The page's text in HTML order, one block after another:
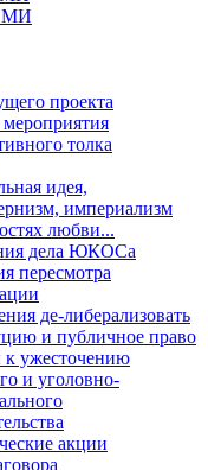
проекта
толка
идея,
империализм
любви...
дела ЮКОСа
пересмотра
де-либерализовать
и публичное право
ужесточению
и уголовно-
акции